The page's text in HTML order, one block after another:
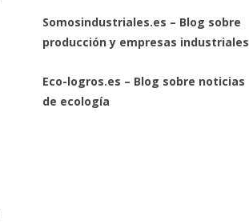
Somosindustriales.es – Blog sobre
producción y empresas industriales
Eco-logros.es – Blog sobre noticias
de ecología